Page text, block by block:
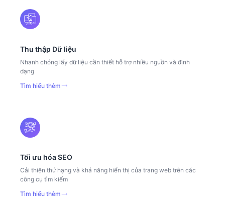
Thu thập Dữ liệu
Nhanh chóng lấy dữ liệu cần thiết hỗ trợ nhiều nguồn và định
dạng
Tìm hiểu thêm
Tối ưu hóa SEO
Cải thiện thứ hạng và khả năng hiển thị của trang web trên các
công cụ tìm kiếm
Tìm hiểu thêm